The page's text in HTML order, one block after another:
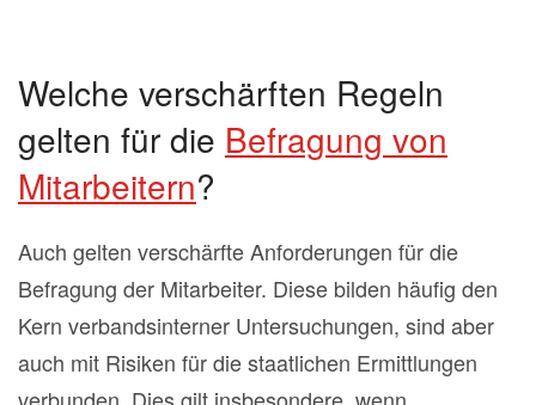
Welche verschärften Regeln
gelten für die Befragung von
Mitarbeitern?
Auch gelten verschärfte Anforderungen für die
Befragung der Mitarbeiter. Diese bilden häufig den
Kern verbandsinterner Untersuchungen, sind aber
auch mit Risiken für die staatlichen Ermittlungen
verbunden. Dies gilt insbesondere, wenn